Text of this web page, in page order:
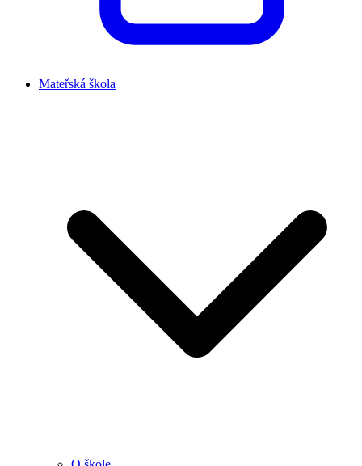
Mateřská škola